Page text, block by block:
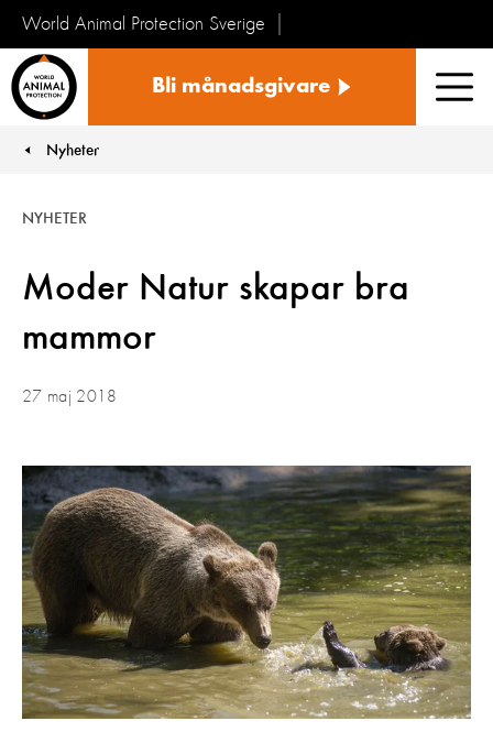
World Animal Protection Sverige
Bli månadsgivare
You are here:
Nyheter
Moder Natur skapar bra
mammor
NYHETER
27 maj 2018